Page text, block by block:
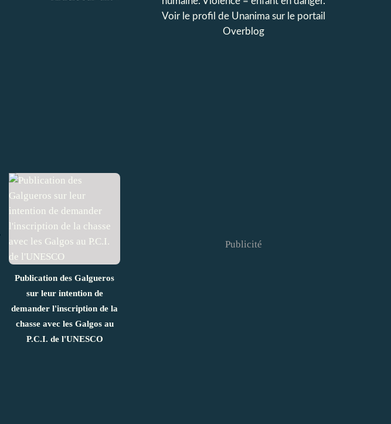
Publication des Galgueros
sur leur intention de
demander l'inscription de la
chasse avec les Galgos au
P.C.I. de l'UNESCO
Voir le profil de Unanimasur le portail
Overblog
Publicité